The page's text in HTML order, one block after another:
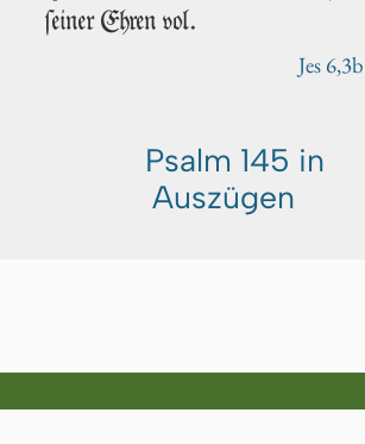
ſei­ner Ehren vol.
Jes 6,3b
Psalm 145 in
Auszügen